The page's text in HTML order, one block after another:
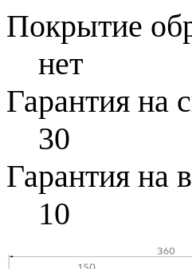
Покрытие
нет
Гарантия на
30
Гарантия на
10